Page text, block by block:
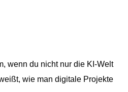
wenn du nicht nur die KI-Welt
wie man digitale Projekte